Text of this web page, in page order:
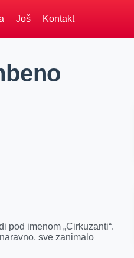
Još Kontakt
pod imenom „Cirkuzanti“.
sve zanimalo